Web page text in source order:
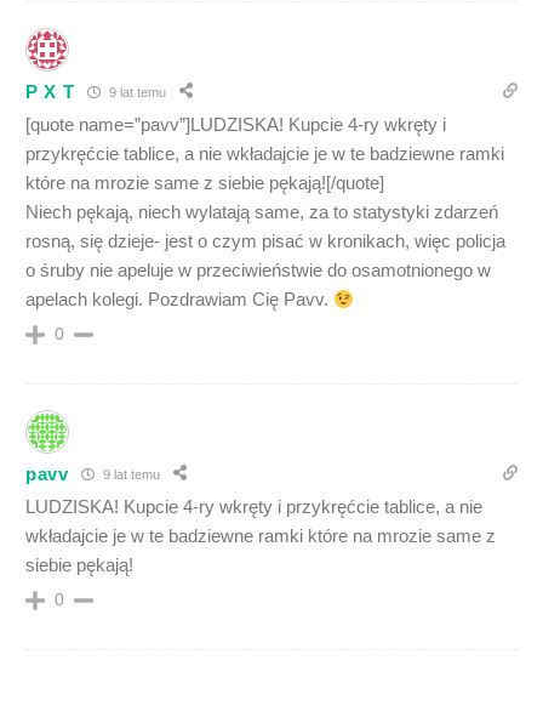
P X T 9 lat temu
[quote name=”pavv”]LUDZISKA! Kupcie 4-ry wkręty i
przykręćcie tablice, a nie wkładajcie je w te badziewne ramki
które na mrozie same z siebie pękają![/quote]
Niech pękają, niech wylatają same, za to statystyki zdarzeń
rosną, się dzieje- jest o czym pisać w kronikach, więc policja
o śruby nie apeluje w przeciwieństwie do osamotnionego w
apelach kolegi. Pozdrawiam Cię Pavv.
0
pavv 9 lat temu
LUDZISKA! Kupcie 4-ry wkręty i przykręćcie tablice, a nie
wkładajcie je w te badziewne ramki które na mrozie same z
siebie pękają!
0